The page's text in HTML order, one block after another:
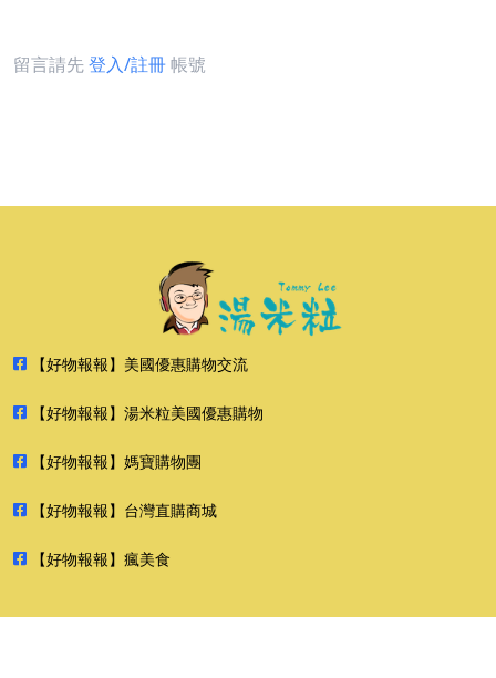
留言請先登入/註冊帳號
【好物報報】美國優惠購物交流
【好物報報】湯米粒美國優惠購物
【好物報報】媽寶購物團
【好物報報】台灣直購商城
【好物報報】瘋美食